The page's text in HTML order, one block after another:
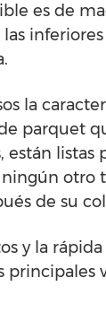
es de
la
parquet
están listas
otro
de su
y la
principales